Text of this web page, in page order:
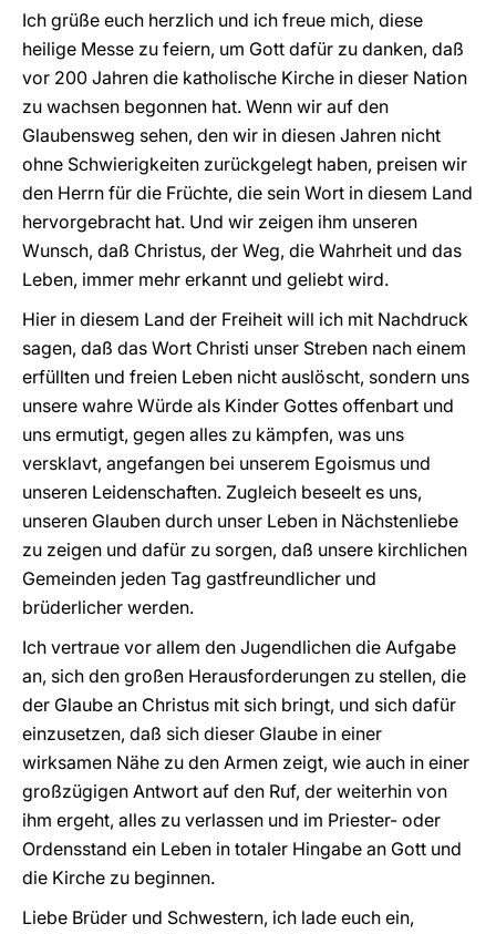
Ich grüße euch herzlich und ich freue mich, diese
heilige Messe zu feiern, um Gott dafür zu danken, daß
vor 200 Jahren die katholische Kirche in dieser Nation
zu wachsen begonnen hat. Wenn wir auf den
Glaubensweg sehen, den wir in diesen Jahren nicht
ohne Schwierigkeiten zurückgelegt haben, preisen wir
den Herrn für die Früchte, die sein Wort in diesem Land
hervorgebracht hat. Und wir zeigen ihm unseren
Wunsch, daß Christus, der Weg, die Wahrheit und das
Leben, immer mehr erkannt und geliebt wird.
Hier in diesem Land der Freiheit will ich mit Nachdruck
sagen, daß das Wort Christi unser Streben nach einem
erfüllten und freien Leben nicht auslöscht, sondern uns
unsere wahre Würde als Kinder Gottes offenbart und
uns ermutigt, gegen alles zu kämpfen, was uns
versklavt, angefangen bei unserem Egoismus und
unseren Leidenschaften. Zugleich beseelt es uns,
unseren Glauben durch unser Leben in Nächstenliebe
zu zeigen und dafür zu sorgen, daß unsere kirchlichen
Gemeinden jeden Tag gastfreundlicher und
brüderlicher werden.
Ich vertraue vor allem den Jugendlichen die Aufgabe
an, sich den großen Herausforderungen zu stellen, die
der Glaube an Christus mit sich bringt, und sich dafür
einzusetzen, daß sich dieser Glaube in einer
wirksamen Nähe zu den Armen zeigt, wie auch in einer
großzügigen Antwort auf den Ruf, der weiterhin von
ihm ergeht, alles zu verlassen und im Priester- oder
Ordensstand ein Leben in totaler Hingabe an Gott und
die Kirche zu beginnen.
Liebe Brüder und Schwestern, ich lade euch ein,